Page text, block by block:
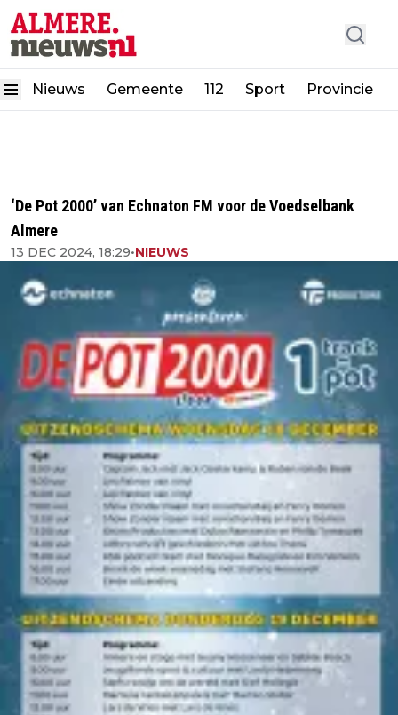
Nieuws Gemeente 112 Sport Provincie
‘De Pot 2000’ van Echnaton FM voor de Voedselbank
Almere
13 DEC 2024, 18:29•NIEUWS